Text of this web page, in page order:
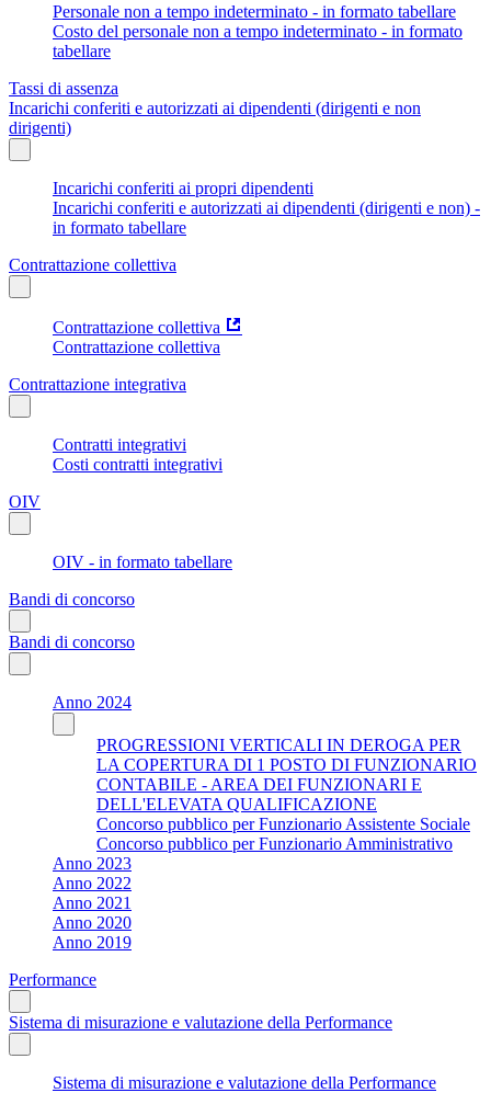
Personale non a tempo indeterminato - in formato tabellare
Costo del personale non a tempo indeterminato - in formato
tabellare
Tassi di assenza
Incarichi conferiti e autorizzati ai dipendenti (dirigenti e non
dirigenti)
Incarichi conferiti ai propri dipendenti
Incarichi conferiti e autorizzati ai dipendenti (dirigenti e non) -
in formato tabellare
Contrattazione collettiva
Contrattazione collettiva
Contrattazione collettiva
Contrattazione integrativa
Contratti integrativi
Costi contratti integrativi
OIV
OIV - in formato tabellare
Bandi di concorso
Bandi di concorso
Anno 2024
PROGRESSIONI VERTICALI IN DEROGA PER
LA COPERTURA DI 1 POSTO DI FUNZIONARIO
CONTABILE - AREA DEI FUNZIONARI E
DELL'ELEVATA QUALIFICAZIONE
Concorso pubblico per Funzionario Assistente Sociale
Concorso pubblico per Funzionario Amministrativo
Anno 2023
Anno 2022
Anno 2021
Anno 2020
Anno 2019
Performance
Sistema di misurazione e valutazione della Performance
Sistema di misurazione e valutazione della Performance